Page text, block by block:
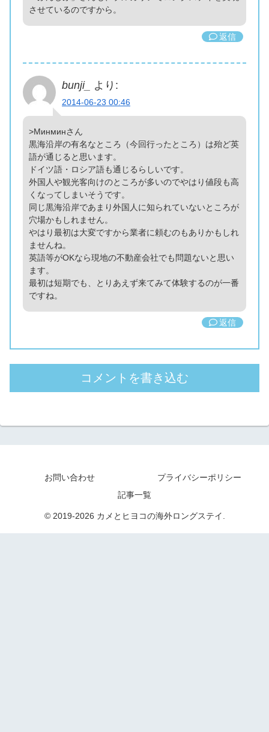
させているのですから。
返信
bunji_ より:
2014-06-23 00:46
>Минминさん
黒海沿岸の有名なところ（今回行ったところ）は殆ど英
語が通じると思います。
ドイツ語・ロシア語も通じるらしいです。
外国人や観光客向けのところが多いのでやはり値段も高
くなってしまいそうです。
同じ黒海沿岸であまり外国人に知られていないところが
穴場かもしれません。
やはり最初は大変ですから業者に頼むのもありかもしれ
ませんね。
英語等がOKなら現地の不動産会社でも問題ないと思い
ます。
最初は短期でも、とりあえず来てみて体験するのが一番
ですね。
返信
コメントを書き込む
お問い合わせ
プライバシーポリシー
記事一覧
© 2019-2026 カメとヒヨコの海外ロングステイ.